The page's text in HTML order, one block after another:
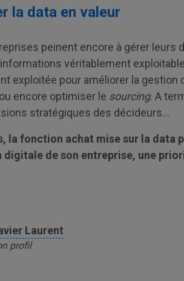
la data en valeur
peinent encore à gérer
véritablement
exploitée pour améliorer la
encore optimiser le sourcing. A
stratégiques des décideurs...
la fonction achat mise sur la data
de son entreprise, une
Laurent
profil